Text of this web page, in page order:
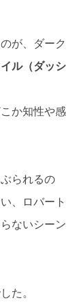
が、ダーク
ル（ダッシ
か知性や感
られるの
、ロバート
ないシーン
た。